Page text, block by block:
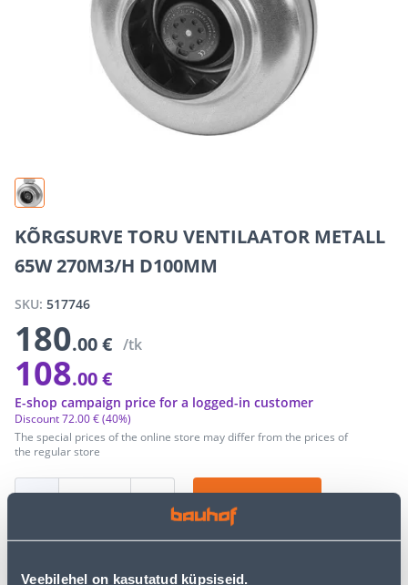
Veebilehel on kasutatud küpsiseid.
KÕRGSURVE TORU VENTILAATOR METALL
65W 270M3/H D100MM
SKU: 517746
180.00 € /tk
108.00 €
The special prices of the online store may differ from the prices of
the regular store
Discount72.00 €(40%)
E-shop campaign price for a logged-in customer
− + ADD TO CART